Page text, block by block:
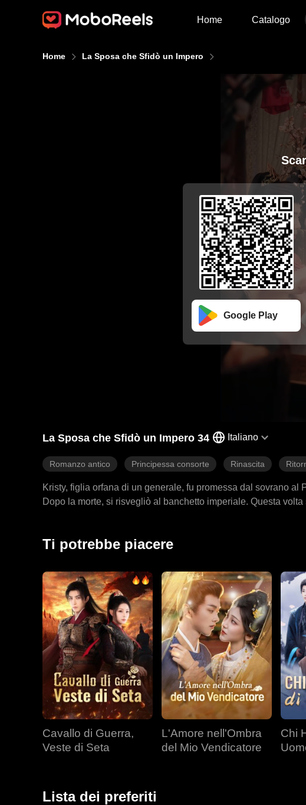
Home Catalogo
Home La Sposa che Sfidò un Impero
Google Play
La Sposa che Sfidò un Impero 34 Italiano
Romanzo antico Principessa consorte Rinascita
Kristy, figlia orfana di un generale, fu promessa dal sovrano
Dopo la morte, si risvegliò al banchetto imperiale. Questa
ossessivamente.
Ti potrebbe piacere
Cavallo di Guerra,
Veste di Seta
L'Amore nell'Ombra
del Mio Vendicatore
Chi
Lista dei preferiti